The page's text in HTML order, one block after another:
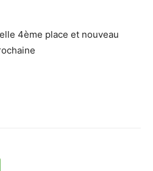
4ème place et nouveau